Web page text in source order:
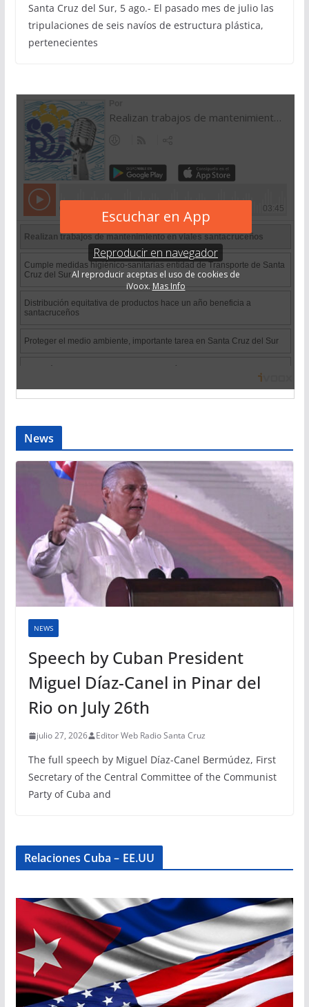
Santa Cruz del Sur, 5 ago.- El pasado mes de julio las
tripulaciones de seis navíos de estructura plástica,
pertenecientes
News
NEWS
Speech by Cuban President
Miguel Díaz-Canel in Pinar del
Rio on July 26th
julio 27, 2026 Editor Web Radio Santa Cruz
The full speech by Miguel Díaz-Canel Bermúdez, First
Secretary of the Central Committee of the Communist
Party of Cuba and
Relaciones Cuba – EE.UU